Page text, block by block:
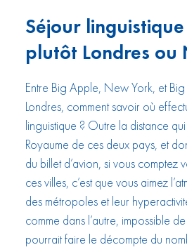
Séjour linguistique
plutôt Londres ou
Entre Big Apple, New York, et
Londres, comment savoir où
linguistique ? Outre la distance
Royaume de ces deux pays, et
du billet d’avion, si vous comptez
ces villes, c’est que vous aimez
des métropoles et leur
comme dans l’autre, impossible
pourrait faire le décompte du